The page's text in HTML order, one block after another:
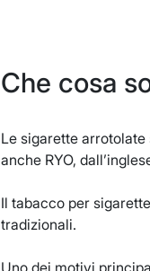
Che cosa
Le sigarette
anche RYO,
Il tabacco per
tradizionali.